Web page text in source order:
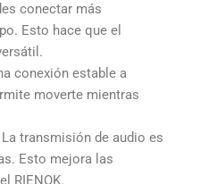
conectar más
Esto hace que el
conexión estable a
moverte mientras
La transmisión de audio es
Esto mejora las
RIENOK.